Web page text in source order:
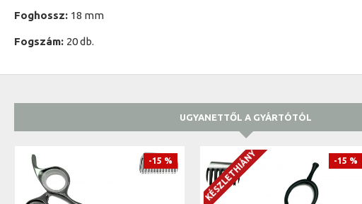
Foghossz: 18 mm
Fogszám: 20 db.
UGYANETTŐL A GYÁRTÓTÓL
-15 % -15 %
KÉSZLETHIÁNY